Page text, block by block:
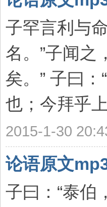
子罕言利与
名。”子闻之
矣。” 子曰
也；今拜乎
2015-1-30
论语原文
子曰：“泰伯